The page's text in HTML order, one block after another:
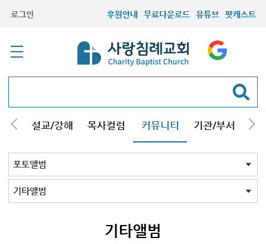
로그인 후원안내 무료다운로드 유튜브 팟캐스트
내 설교/강해 목사컬럼 커뮤니티 기관/부서 선
최근등록자료
자유게시판
교회소식
성도컬럼
새가족사진
새가족가이드
포토앨범
찬양쉼터
신앙도서
성경읽기퀴즈
기도부탁
포토앨범 전체
목회자
주일학교
중고등부
청장년부
형제모임
자매모임
가족
행사
교회모습
기타앨범
기타앨범